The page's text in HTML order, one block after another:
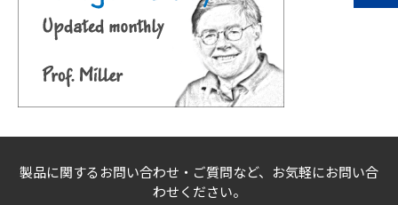
製品に関するお問い合わせ・ご質問など、お気軽にお問い合
わせください。